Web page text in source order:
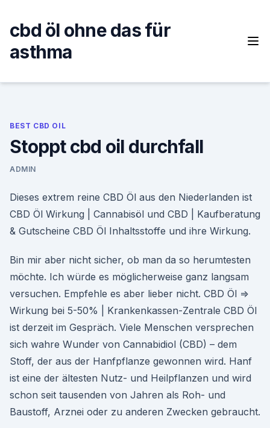
content
cbd öl ohne das für
asthma
BEST CBD OIL
Stoppt cbd oil durchfall
ADMIN
Dieses extrem reine CBD Öl aus den Niederlanden ist
CBD Öl Wirkung | Cannabisöl und CBD | Kaufberatung
& Gutscheine CBD Öl Inhaltsstoffe und ihre Wirkung.
Bin mir aber nicht sicher, ob man da so herumtesten
möchte. Ich würde es möglicherweise ganz langsam
versuchen. Empfehle es aber lieber nicht. CBD Öl ⇒
Wirkung bei 5-50% | Krankenkassen-Zentrale CBD Öl
ist derzeit im Gespräch. Viele Menschen versprechen
sich wahre Wunder von Cannabidiol (CBD) – dem
Stoff, der aus der Hanfpflanze gewon­nen wird. Hanf
ist eine der ältesten Nutz- und Heilpflanzen und wird
schon seit tausenden von Jahren als Roh- und
Baustoff, Arznei oder zu anderen Zwecken gebraucht.